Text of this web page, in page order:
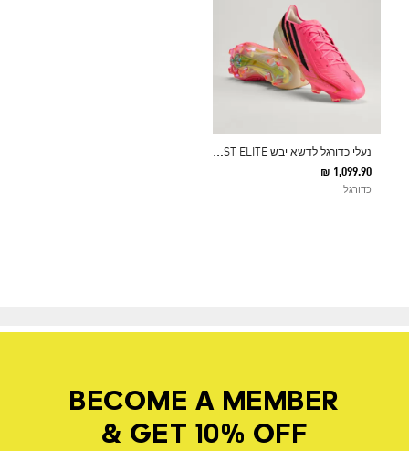
נ
עלי כדורגל לדשא יבש F50 HYPERFAST ELITE
₪ 1,099.90
כדורגל
BECOME A MEMBER
& GET 10% OFF